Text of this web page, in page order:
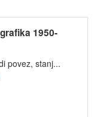
1950-
povez, stanj...